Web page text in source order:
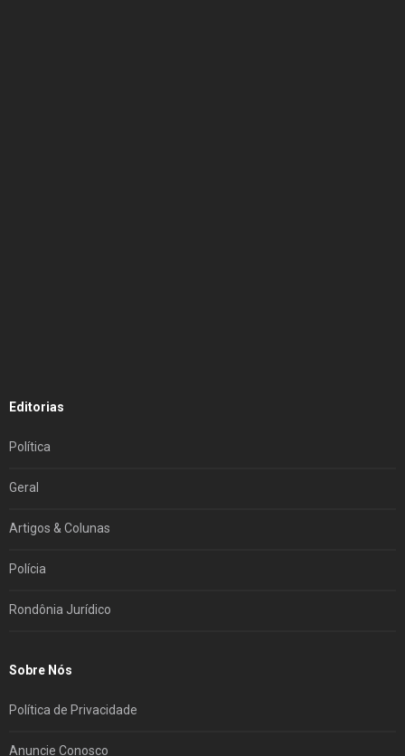
Editorias
Política
Geral
Artigos & Colunas
Polícia
Rondônia Jurídico
Sobre Nós
Política de Privacidade
Anuncie Conosco